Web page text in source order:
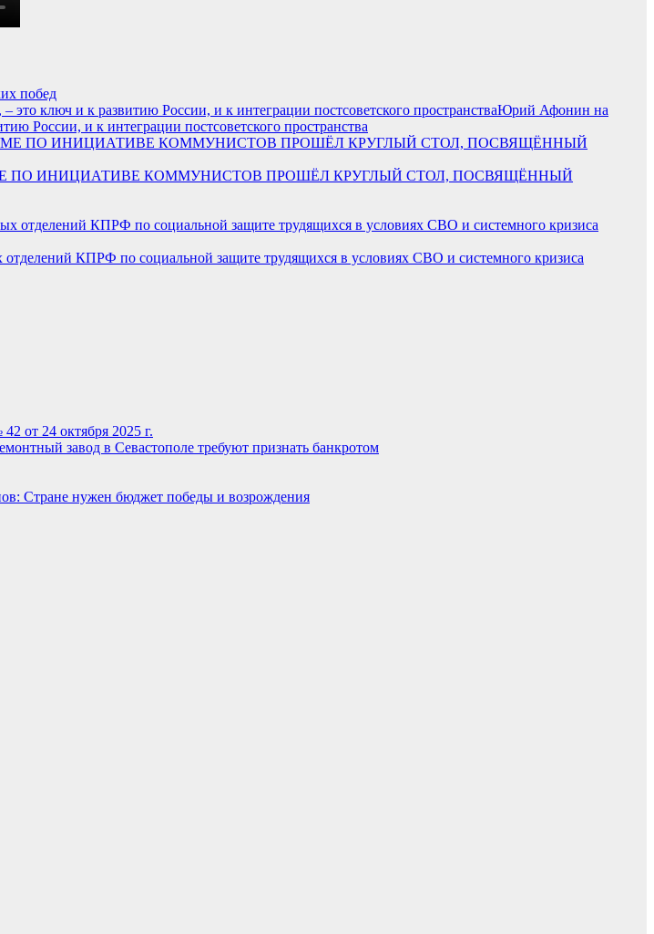
побед
Юрий Афонин на
России, и к интеграции постсоветского пространства
ПО ИНИЦИАТИВЕ КОММУНИСТОВ ПРОШЁЛ КРУГЛЫЙ СТОЛ, ПОСВЯЩЁННЫЙ
КПРФ по социальной защите трудящихся в условиях СВО и системного кризиса
от 24 октября 2025 г.
завод в Севастополе требуют признать банкротом
Стране нужен бюджет победы и возрождения